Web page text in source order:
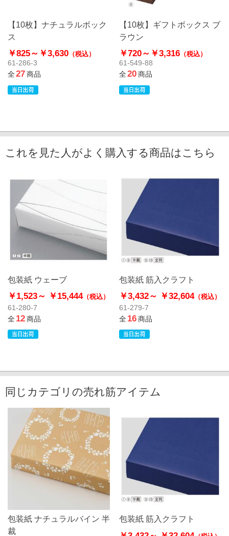
【10枚】ナチュラルボック
ス
￥825～ ￥3,630 （税込）
61-286-3
全27商品
【10枚】ギフトボックス ブ
ラウン
￥720～ ￥3,316 （税込）
61-549-88
全20商品
これを見た人がよく購入する商品はこちら
包装紙 ウェーブ
￥1,523～ ￥15,444（税込）
61-280-7
全12商品
包装紙 筋入クラフト
￥3,432～ ￥32,604（税込）
61-279-7
全16商品
同じカテゴリの売れ筋アイテム
包装紙 ナチュラルバイン 半
裁
包装紙 筋入クラフト